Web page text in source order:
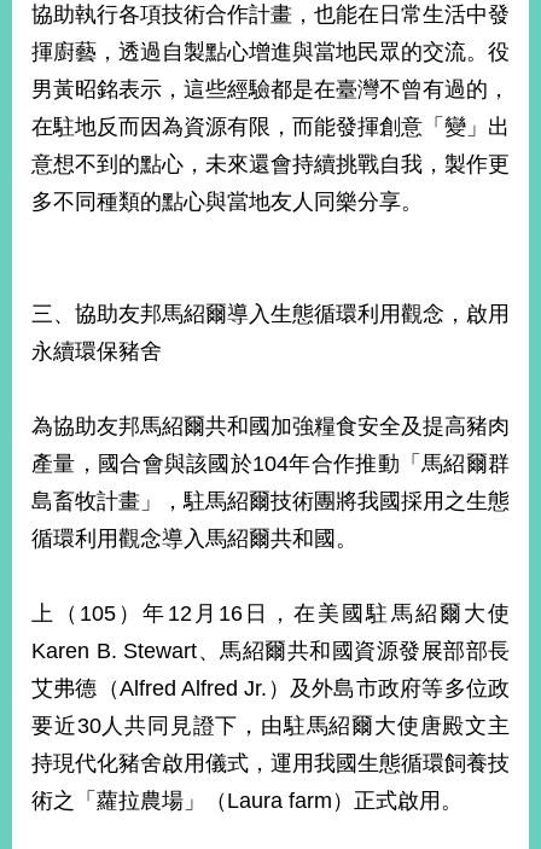
協助執行各項技術合作計畫，也能在日常生活中發
揮廚藝，透過自製點心增進與當地民眾的交流。役
男黃昭銘表示，這些經驗都是在臺灣不曾有過的，
在駐地反而因為資源有限，而能發揮創意「變」出
意想不到的點心，未來還會持續挑戰自我，製作更
多不同種類的點心與當地友人同樂分享。
三、協助友邦馬紹爾導入生態循環利用觀念，啟用
永續環保豬舍
為協助友邦馬紹爾共和國加強糧食安全及提高豬肉
產量，國合會與該國於104年合作推動「馬紹爾群
島畜牧計畫」，駐馬紹爾技術團將我國採用之生態
循環利用觀念導入馬紹爾共和國。
上（105）年12月16日，在美國駐馬紹爾大使
Karen B. Stewart、馬紹爾共和國資源發展部部長
艾弗德（Alfred Alfred Jr.）及外島市政府等多位政
要近30人共同見證下，由駐馬紹爾大使唐殿文主
持現代化豬舍啟用儀式，運用我國生態循環飼養技
術之「蘿拉農場」（Laura farm）正式啟用。